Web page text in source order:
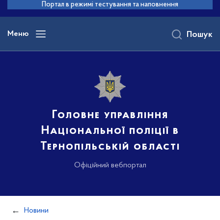
основного
вмісту
Портал в режимі тестування та наповнення
Меню
Головне управління
Національної поліції в
Тернопільській області
Офіційний вебпортал
Пошук
Новини